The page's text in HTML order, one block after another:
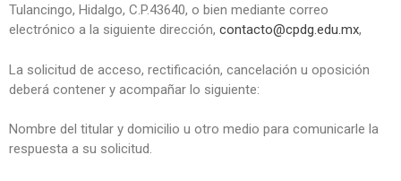
Tulancingo, Hidalgo, C.P.43640, o bien mediante correo
electrónico a la siguiente dirección, contacto@cpdg.edu.mx,
La solicitud de acceso, rectificación, cancelación u oposición
deberá contener y acompañar lo siguiente:
Nombre del titular y domicilio u otro medio para comunicarle la
respuesta a su solicitud.